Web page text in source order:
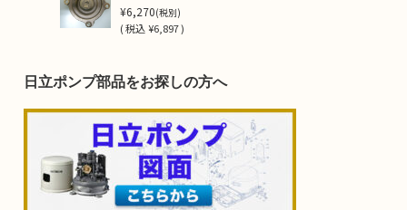
¥6,270(税別)
(税込¥6,897 )
日立ポンプ部品をお探しの方へ